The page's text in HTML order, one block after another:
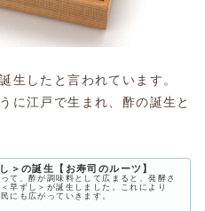
生したと言われています。
に江戸で生まれ、酢の誕生と
＞の誕生【お寿司のルーツ】
て、酢が調味料として広まると、発酵さ
早ずし＞が誕生しました。これにより
にも広がっていきます。